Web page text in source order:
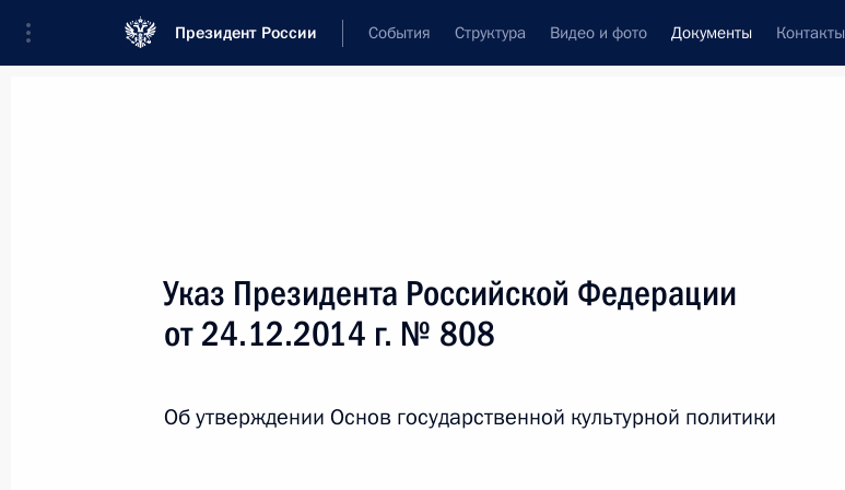
Президент России События Структура Видео и фото Документы Контакты
Текст в документе
Все
Указ Президента Российской Федерации
от 24.12.2014 г. № 808
Об утверждении Основ государственной культурной политики